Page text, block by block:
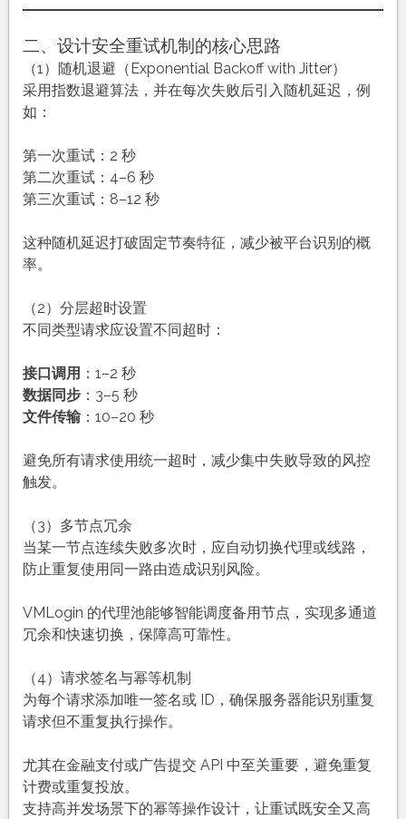
二、设计安全重试机制的核心思路
（1）随机退避（Exponential Backoff with Jitter）
采用指数退避算法，并在每次失败后引入随机延迟，例
如：
第一次重试：2 秒
第二次重试：4–6 秒
第三次重试：8–12 秒
这种随机延迟打破固定节奏特征，减少被平台识别的概
率。
（2）分层超时设置
不同类型请求应设置不同超时：
接口调用 ：1–2 秒
数据同步：3–5 秒
文件传输：10–20 秒
避免所有请求使用统一超时，减少集中失败导致的风控
触发。
（3）多节点冗余
当某一节点连续失败多次时，应自动切换代理或线路，
防止重复使用同一路由造成识别风险。
VMLogin 的代理池能够智能调度备用节点，实现多通道
冗余和快速切换，保障高可靠性。
（4）请求签名与幂等机制
为每个请求添加唯一签名或 ID，确保服务器能识别重复
请求但不重复执行操作。
尤其在金融支付或广告提交 API 中至关重要，避免重复
计费或重复投放。
支持高并发场景下的幂等操作设计，让重试既安全又高